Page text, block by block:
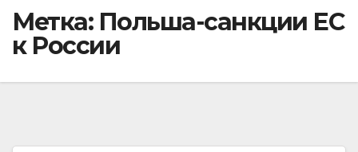
Метка: Польша-санкции ЕС
к России